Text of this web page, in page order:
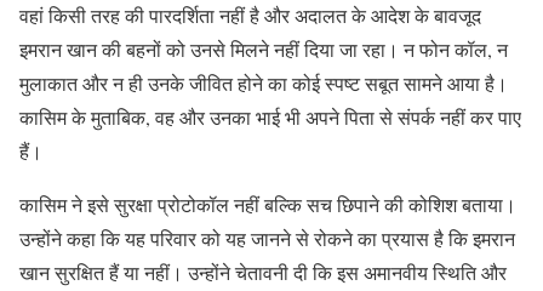
वहां किसी तरह की पारदर्शिता नहीं है और अदालत के आदेश के बावजूद
इमरान खान की बहनों को उनसे मिलने नहीं दिया जा रहा। न फोन कॉल, न
मुलाकात और न ही उनके जीवित होने का कोई स्पष्ट सबूत सामने आया है।
कासिम के मुताबिक, वह और उनका भाई भी अपने पिता से संपर्क नहीं कर पाए
हैं।
कासिम ने इसे सुरक्षा प्रोटोकॉल नहीं बल्कि सच छिपाने की कोशिश बताया।
उन्होंने कहा कि यह परिवार को यह जानने से रोकने का प्रयास है कि इमरान
खान सुरक्षित हैं या नहीं। उन्होंने चेतावनी दी कि इस अमानवीय स्थिति और